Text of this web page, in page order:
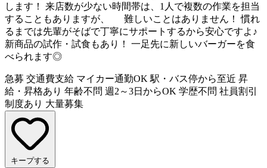
します！ 来店数が少ない時間帯は、1人で複数の作業を担当
することもありますが、 難しいことはありません！ 慣れ
るまでは先輩がそばで丁寧にサポートするから安心ですよ♪
新商品の試作・試食もあり！ 一足先に新しいバーガーを食
べられます◎
急募 交通費支給 マイカー通勤OK 駅・バス停から至近 昇
給・昇格あり 年齢不問 週2～3日からOK 学歴不問 社員割引
制度あり 大量募集
キープする